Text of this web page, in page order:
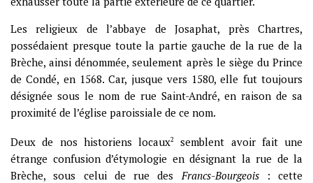
Les religieux de l’abbaye de Josaphat, près Chartres,
possédaient presque toute la partie gauche de la rue de la
Brèche, ainsi dénommée, seulement après le siège du Prince
de Condé, en 1568. Car, jusque vers 1580, elle fut toujours
désignée sous le nom de rue Saint-André, en raison de sa
proximité de l’église paroissiale de ce nom.
Deux de nos historiens locaux2
semblent avoir fait une
étrange confusion d’étymologie en désignant la rue de la
Brèche, sous celui de rue des Francs-Bourgeois: cette